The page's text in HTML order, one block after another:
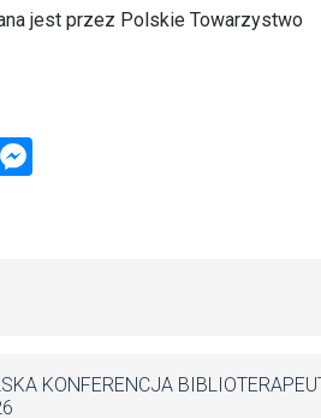
jest przez Polskie Towarzystwo
KONFERENCJA